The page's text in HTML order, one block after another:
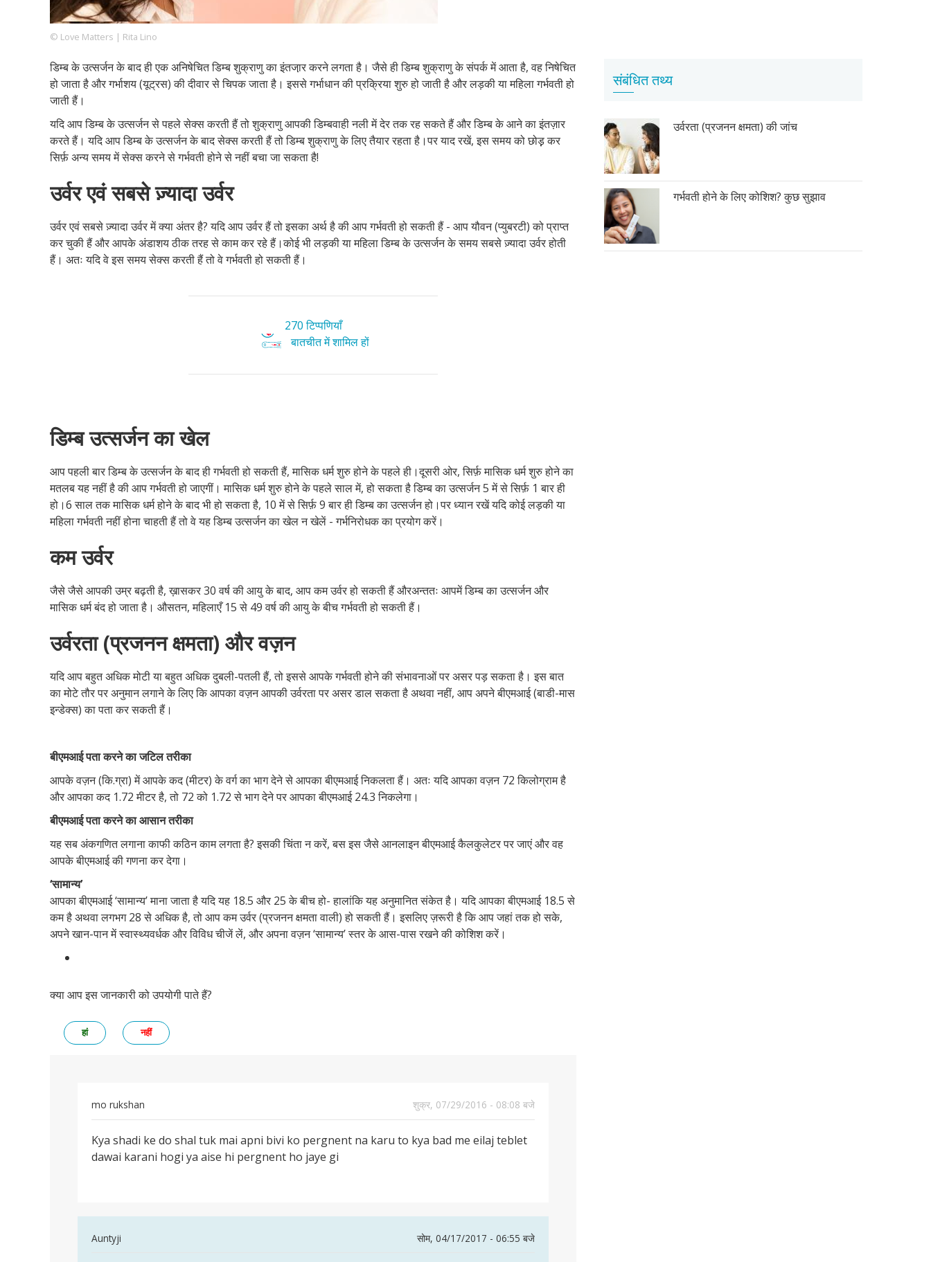
Footer
Company
हमारे सिद्धांत Just Poocho संपर्क करें
© Love Matters | Rita Lino
डिम्ब के उत्सर्जन के बाद ही एक अनिषेचित डिम्ब शुक्राणु का इंतजा़र करने लगता है। जैसे ही डिम्ब शुक्राणु के संपर्क में आता है, वह निषेचित
हो जाता है और गर्भाशय (यूट्रस) की दीवार से चिपक जाता है। इससे गर्भाधान की प्रक्रिया शुरु हो जाती है और लड़की या महिला गर्भवती हो
जाती हैं।
यदि आप डिम्ब के उत्सर्जन से पहले सेक्स करती हैं तो शुक्राणु आपकी डिम्बवाही नली में देर तक रह सकते हैं और डिम्ब के आने का इंतज़ार
करते हैं। यदि आप डिम्ब के उत्सर्जन के बाद सेक्स करती हैं तो डिम्ब शुक्राणु के लिए तैयार रहता है।पर याद रखें, इस समय को छोड़़ कर
सिर्फ़ अन्य समय में सेक्स करने से गर्भवती होने से नहीं बचा जा सकता है!
उर्वर एवं सबसे ज़्यादा उर्वर
उर्वर एवं सबसे ज़्यादा उर्वर में क्या अंतर है? यदि आप उर्वर हैं तो इसका अर्थ है की आप गर्भवती हो सकती हैं - आप यौवन (प्युबरटी) को प्राप्त
कर चुकी हैं और आपके अंडाशय ठीक तरह से काम कर रहे हैं।कोई भी लड़की या महिला डिम्ब के उत्सर्जन के समय सबसे ज़्यादा उर्वर होती
हैं। अतः यदि वे इस समय सेक्स करती हैं तो वे गर्भवती हो सकती हैं।
270 टिप्पणियाँ
बातचीत में शामिल हों
डिम्ब उत्सर्जन का खेल
आप पहली बार डिम्ब के उत्सर्जन के बाद ही गर्भवती हो सकती हैं, मासिक धर्म शुरु होने के पहले ही।दूसरी ओर, सिर्फ़ मासिक धर्म शुरु होने का
मतलब यह नहीं है की आप गर्भवती हो जाएगीं। मासिक धर्म शुरु होने के पहले साल में, हो सकता है डिम्ब का उत्सर्जन 5 में से सिर्फ़ 1 बार ही
हो।6 साल तक मासिक धर्म होने के बाद भी हो सकता है, 10 में से सिर्फ़ 9 बार ही डिम्ब का उत्सर्जन हो।पर ध्यान रखें यदि कोई लड़की या
महिला गर्भवती नहीं होना चाहती हैं तो वे यह डिम्ब उत्सर्जन का खेल न खेलें - गर्भनिरोधक का प्रयोग करें।
कम उर्वर
जैसे जैसे आपकी उम्र बढ़ती है, ख़ासकर 30 वर्ष की आयु के बाद, आप कम उर्वर हो सकती हैं औरअन्ततः आपमें डिम्ब का उत्सर्जन और
मासिक धर्म बंद हो जाता है। औसतन, महिलाएँ 15 से 49 वर्ष की आयु के बीच गर्भवती हो सकती हैं।
उर्वरता (प्रजनन क्षमता) और वज़न
यदि आप बहुत अधिक मोटी या बहुत अधिक दुबली-पतली हैं, तो इससे आपके गर्भवती होने की संभावनाओं पर असर पड़ सकता है। इस बात
का मोटे तौर पर अनुमान लगाने के लिए कि आपका वज़न आपकी उर्वरता पर असर डाल सकता है अथवा नहीं, आप अपने बीएमआई (बाडी-मास
इन्डेक्स) का पता कर सकती हैं।
बीएमआई पता करने का जटिल तरीका
आपके वज़न (कि.ग्रा) में आपके कद (मीटर) के वर्ग का भाग देने से आपका बीएमआई निकलता हैं। अतः यदि आपका वज़न 72 किलोग्राम है
और आपका कद 1.72 मीटर है, तो 72 को 1.72 से भाग देने पर आपका बीएमआई 24.3 निकलेगा।
बीएमआई पता करने का आसान तरीका
यह सब अंकगणित लगाना काफी कठिन काम लगता है? इसकी चिंता न करें, बस इस जैसे आनलाइन बीएमआई कैलकुलेटर पर जाएं और वह
आपके बीएमआई की गणना कर देगा।
‘सामान्य’
आपका बीएमआई ‘सामान्य’ माना जाता है यदि यह 18.5 और 25 के बीच हो- हालांकि यह अनुमानित संकेत है। यदि आपका बीएमआई 18.5 से
कम है अथवा लगभग 28 से अधिक है, तो आप कम उर्वर (प्रजनन क्षमता वाली) हो सकती हैं। इसलिए ज़रूरी है कि आप जहां तक हो सके,
अपने खान-पान में स्वास्थ्यवर्धक और विविध चीजें लें, और अपना वज़न ‘सामान्य’ स्तर के आस-पास रखने की कोशिश करें।
क्या आप इस जानकारी को उपयोगी पाते हैं?
हां नहीं
mo rukshan
शुक्र, 07/29/2016 - 08:08 बजे
Kya
shadi
mai
Kya shadi ke do shal tuk mai apni bivi ko pergnent na karu to kya bad me eilaj teblet
dawai karani hogi ya aise hi pergnent ho jaye gi
Auntyji
सोम, 04/17/2017 - 06:55 बजे
संबंधित तथ्य
उर्वरता (प्रजनन क्षमता) की जांच
गर्भवती होने के लिए कोशिश? कुछ सुझाव